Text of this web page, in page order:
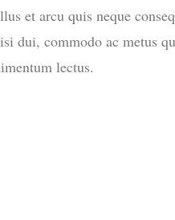
et arcu quis neque
dui, commodo ac metus
lectus.